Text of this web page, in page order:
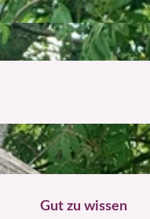
Gut zu wissen